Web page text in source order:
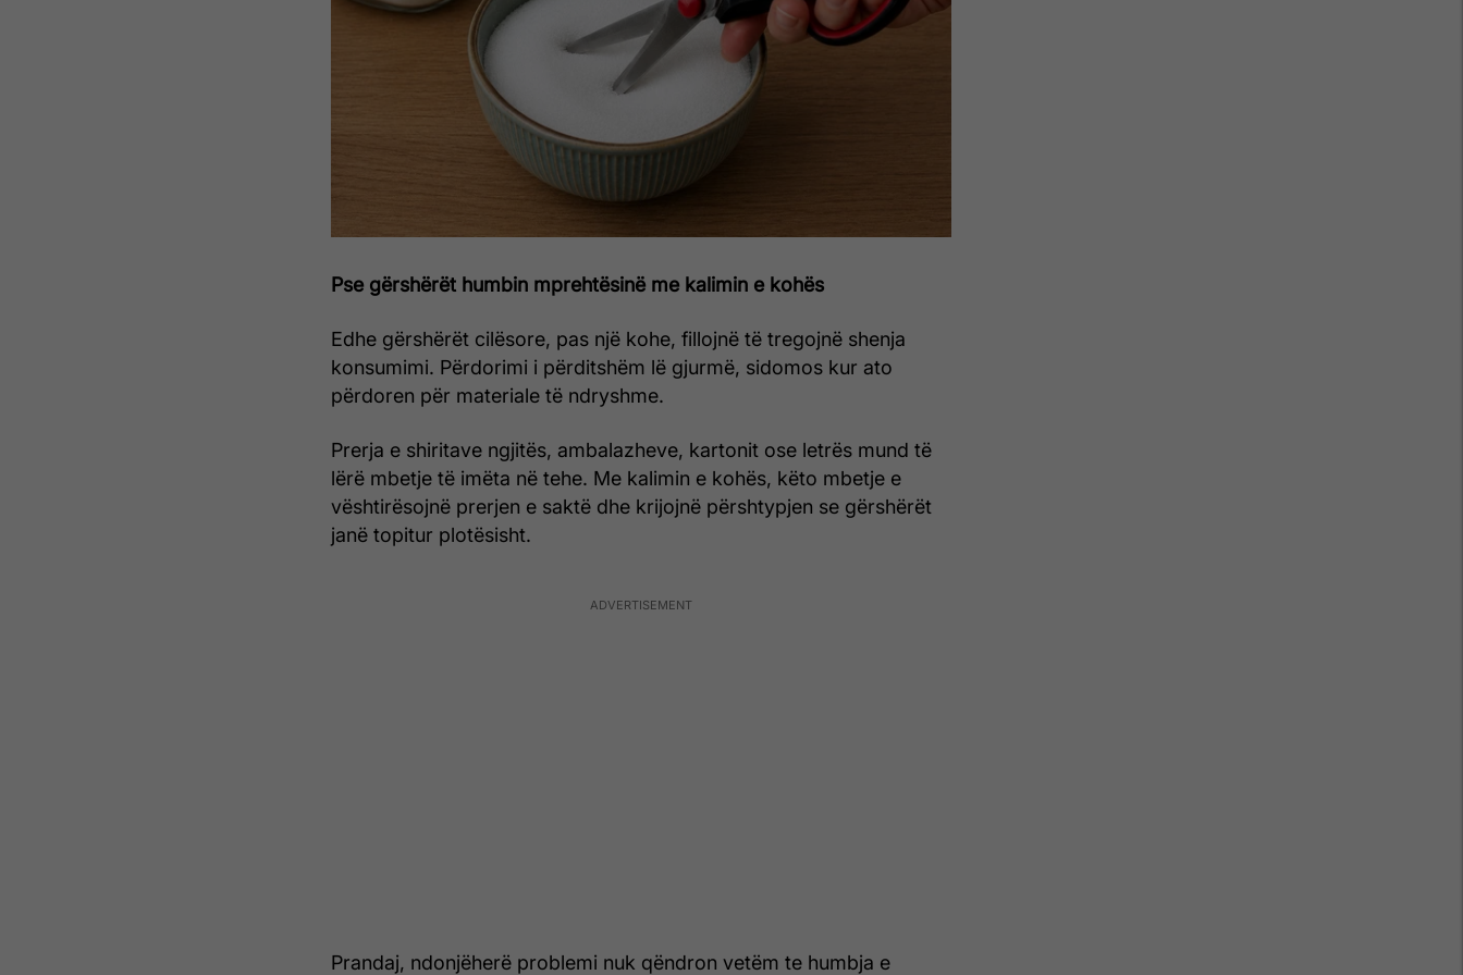
Pse gërshërët humbin mprehtësinë me kalimin e kohës
Edhe gërshërët cilësore, pas një kohe, fillojnë të tregojnë shenja
konsumimi. Përdorimi i përditshëm lë gjurmë, sidomos kur ato
përdoren për materiale të ndryshme.
Prerja e shiritave ngjitës, ambalazheve, kartonit ose letrës mund të
lërë mbetje të imëta në tehe. Me kalimin e kohës, këto mbetje e
vështirësojnë prerjen e saktë dhe krijojnë përshtypjen se gërshërët
janë topitur plotësisht.
Prandaj, ndonjëherë problemi nuk qëndron vetëm te humbja e